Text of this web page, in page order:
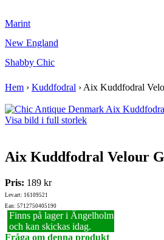
Marint
New England
Shabby Chic
Hem › Kuddfodral ›Aix Kuddfodral
Visa bild i full storlek
Aix Kuddfodral Velour
Pris: 189 kr
Lev.art: 16109521
Ean: 5712750405190
Finns på lager i Ängelholm
och kan skickas idag.
Fråga om denna produkt